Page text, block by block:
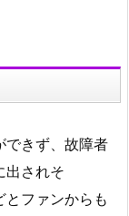
できず、故障者
出されそ
とファンからも